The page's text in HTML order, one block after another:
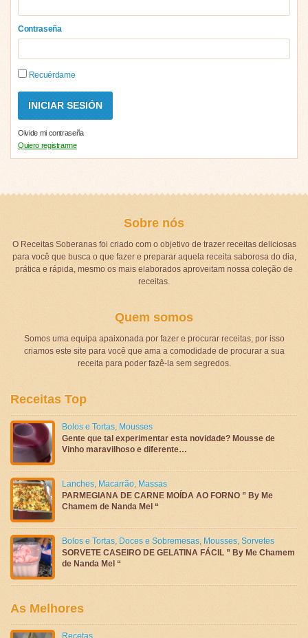
Contraseña
Recuérdame
Olvide mi contraseña
Quiero registrarme
Sobre nós
O Receitas Soberanas foi criado com o objetivo de trazer receitas deliciosas
para você que busca o que fazer e preparar aquela receita saborosa do dia,
prática e rápida, mesmo os mais elaborados aproveitam nossa coleção de
receitas.
Quem somos
Somos uma equipa apaixonada por fazer e procurar receitas, por isso
criamos este site para você que ama a comodidade de procurar a sua
receita para poder fazê-la sem segredos.
Receitas Top
Bolos e Tortas, Mousses
Gente que tal experimentar esta novidade? Mousse de
Vinho maravilhoso e diferente…
Lanches, Macarrão, Massas
PARMEGIANA DE CARNE MOÍDA AO FORNO ” By Me
Chamem de Nanda Mel “
Bolos e Tortas, Doces e Sobremesas, Mousses, Sorvetes
SORVETE CASEIRO DE GELATINA FÁCIL ” By Me Chamem
de Nanda Mel “
As Melhores
Recetas